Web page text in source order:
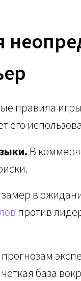
правила
его
В
в
против
база